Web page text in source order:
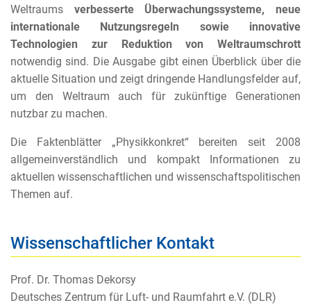
Weltraums verbesserte Überwachungssysteme, neue
internationale Nutzungsregeln sowie innovative
Technologien zur Reduktion von Weltraumschrott
notwendig sind. Die Ausgabe gibt einen Überblick über die
aktuelle Situation und zeigt dringende Handlungsfelder auf,
um den Weltraum auch für zukünftige Generationen
nutzbar zu machen.
Die Faktenblätter „Physikkonkret“ bereiten seit 2008
allgemeinverständlich und kompakt Informationen zu
aktuellen wissenschaftlichen und wissenschaftspolitischen
Themen auf.
Wissenschaftlicher Kontakt
Prof. Dr. Thomas Dekorsy
Deutsches Zentrum für Luft- und Raumfahrt e.V. (DLR)